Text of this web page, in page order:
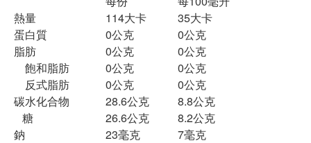
熱量
114大卡
35大卡
蛋白質
0公克
0公克
脂肪
0公克
0公克
飽和脂肪
0公克
0公克
反式脂肪
0公克
0公克
碳水化合物
28.6公克
8.8公克
糖
26.6公克
8.2公克
鈉
23毫克 7毫克